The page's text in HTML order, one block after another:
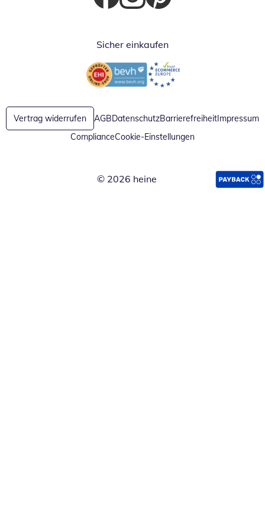
Öffnet in neuem Fenster
Öffnet in neuem Fenster
Öffnet in neuem Fenster
Sicher einkaufen
Öffnet in neuem FensterÖffnet in neuem Fenster
Vertrag widerrufen AGBDatenschutzBarrierefreiheitImpressum
ComplianceCookie-Einstellungen
© 2026 heine